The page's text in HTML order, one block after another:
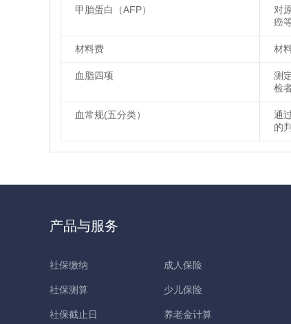
甲胎蛋白（AFP）
对
癌
材料费 材
血脂四项
测
检
血常规(五分类）
通
的
产品与服务
社保缴纳
社保测算
社保截止日
成人保险
少儿保险
养老金计算